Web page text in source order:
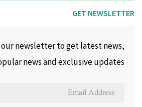
GET NEWSLETTER
newsletter to get latest news,
news and exclusive updates.